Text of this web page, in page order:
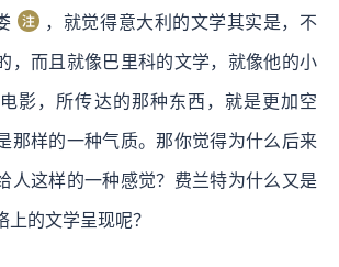
，就觉得意大利的文学其实是，不
，而且就像巴里科的文学，就像他的小
影，所传达的那种东西，就是更加空
那样的一种气质。那你觉得为什么后来
人这样的一种感觉？费兰特为什么又是
上的文学呈现呢？